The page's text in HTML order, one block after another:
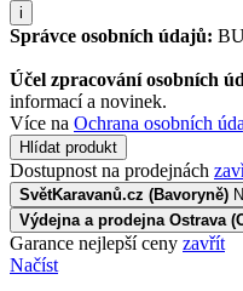
i
Správce osobních údajů:
Účel zpracování osobních
informací a novinek.
Více na Ochrana osobních
Hlídat produkt
Dostupnost na prodejnách
SvětKaravanů.cz (Bavoryně)
Výdejna a prodejna Ostrava
Garance nejlepší ceny zavřít
Načíst